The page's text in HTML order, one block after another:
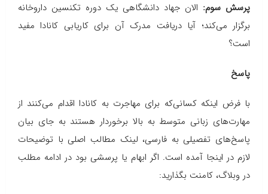
پرسش سوم: الان جهاد دانشگاهی یک دوره تکنسین داروخانه
برگزار می‌کند؛ آیا دریافت مدرک آن برای کاریابی کانادا مفید
است؟
پاسخ‌
با فرض اینکه کسانی‌که برای مهاجرت به کانادا اقدام می‌کنند از
مهارت‌های زبانی متوسط به بالا برخوردار هستند به جای بیان
پاسخ‌های تفصیلی به فارسی، لینک مطالب اصلی با توضیحات
لازم در اینجا آمده است. اگر ابهام یا پرسشی بود در ادامه مطلب
در وبلاگ، کامنت بگذارید: